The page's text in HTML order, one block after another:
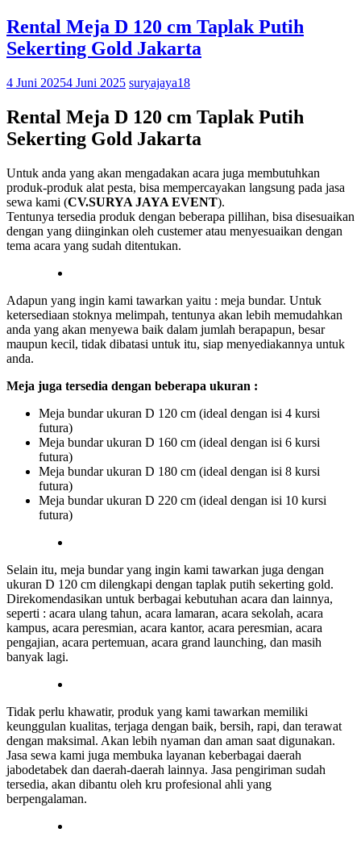
Rental Meja D 120 cm Taplak Putih
Sekerting Gold Jakarta
4 Juni 20254 Juni 2025 suryajaya18
Rental Meja D 120 cm Taplak Putih
Sekerting Gold Jakarta
Untuk anda yang akan mengadakan acara juga membutuhkan
produk-produk alat pesta, bisa mempercayakan langsung pada jasa
sewa kami (CV.SURYA JAYA EVENT).
Tentunya tersedia produk dengan beberapa pillihan, bisa disesuaikan
dengan yang diinginkan oleh custemer atau menyesuaikan dengan
tema acara yang sudah ditentukan.
Adapun yang ingin kami tawarkan yaitu : meja bundar. Untuk
ketersediaan stoknya melimpah, tentunya akan lebih memudahkan
anda yang akan menyewa baik dalam jumlah berapapun, besar
maupun kecil, tidak dibatasi untuk itu, siap menyediakannya untuk
anda.
Meja juga tersedia dengan beberapa ukuran :
Meja bundar ukuran D 120 cm (ideal dengan isi 4 kursi
futura)
Meja bundar ukuran D 160 cm (ideal dengan isi 6 kursi
futura)
Meja bundar ukuran D 180 cm (ideal dengan isi 8 kursi
futura)
Meja bundar ukuran D 220 cm (ideal dengan isi 10 kursi
futura)
Selain itu, meja bundar yang ingin kami tawarkan juga dengan
ukuran D 120 cm dilengkapi dengan taplak putih sekerting gold.
Direkomendasikan untuk berbagai kebutuhan acara dan lainnya,
seperti : acara ulang tahun, acara lamaran, acara sekolah, acara
kampus, acara peresmian, acara kantor, acara peresmian, acara
pengajian, acara pertemuan, acara grand launching, dan masih
banyak lagi.
Tidak perlu khawatir, produk yang kami tawarkan memiliki
keunggulan kualitas, terjaga dengan baik, bersih, rapi, dan terawat
dengan maksimal. Akan lebih nyaman dan aman saat digunakan.
Jasa sewa kami juga membuka layanan keberbagai daerah
jabodetabek dan daerah-daerah lainnya. Jasa pengiriman sudah
tersedia, akan dibantu oleh kru profesional ahli yang
berpengalaman.